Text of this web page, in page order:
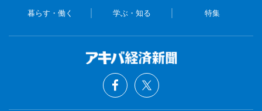
暮らす・働く 学ぶ・知る 特集